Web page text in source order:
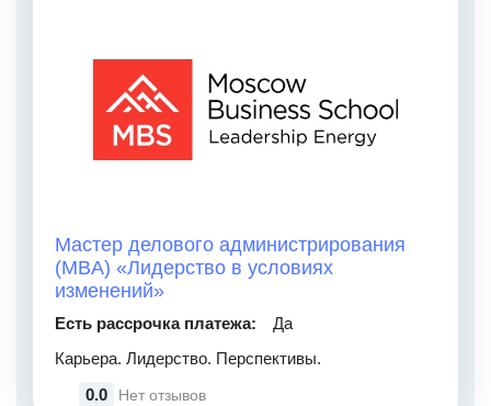
Мастер делового администрирования
(MBA) «Лидерство в условиях
изменений»
Есть рассрочка платежа:
Да
Карьера. Лидерство. Перспективы.
0.0
Нет отзывов